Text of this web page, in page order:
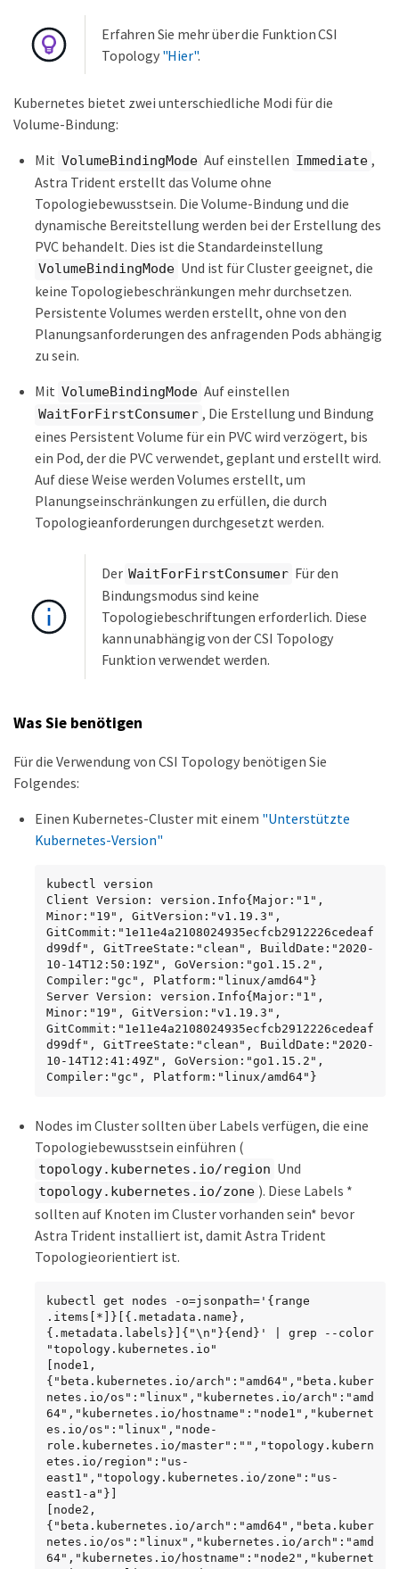
Erfahren Sie mehr über die Funktion CSI
Topology "Hier".
Kubernetes bietet zwei unterschiedliche Modi für die
Volume-Bindung:
Mit VolumeBindingMode Auf einstellen Immediate ,
Astra Trident erstellt das Volume ohne
Topologiebewusstsein. Die Volume-Bindung und die
dynamische Bereitstellung werden bei der Erstellung des
PVC behandelt. Dies ist die Standardeinstellung
VolumeBindingMode Und ist für Cluster geeignet, die
keine Topologiebeschränkungen mehr durchsetzen.
Persistente Volumes werden erstellt, ohne von den
Planungsanforderungen des anfragenden Pods abhängig
zu sein.
Mit VolumeBindingMode Auf einstellen
WaitForFirstConsumer , Die Erstellung und Bindung
eines Persistent Volume für ein PVC wird verzögert, bis
ein Pod, der die PVC verwendet, geplant und erstellt wird.
Auf diese Weise werden Volumes erstellt, um
Planungseinschränkungen zu erfüllen, die durch
Topologieanforderungen durchgesetzt werden.
Der WaitForFirstConsumer Für den
Bindungsmodus sind keine
Topologiebeschriftungen erforderlich. Diese
kann unabhängig von der CSI Topology
Funktion verwendet werden.
Was Sie benötigen
Für die Verwendung von CSI Topology benötigen Sie
Folgendes:
Einen Kubernetes-Cluster mit einem "Unterstützte
Kubernetes-Version"
kubectl version
Client Version: version.Info{Major:"1",
Minor:"19", GitVersion:"v1.19.3",
GitCommit:"1e11e4a2108024935ecfcb2912226cedeaf
d99df", GitTreeState:"clean", BuildDate:"2020-
10-14T12:50:19Z", GoVersion:"go1.15.2",
Compiler:"gc", Platform:"linux/amd64"}
Server Version: version.Info{Major:"1",
Minor:"19", GitVersion:"v1.19.3",
GitCommit:"1e11e4a2108024935ecfcb2912226cedeaf
d99df", GitTreeState:"clean", BuildDate:"2020-
10-14T12:41:49Z", GoVersion:"go1.15.2",
Compiler:"gc", Platform:"linux/amd64"}
Nodes im Cluster sollten über Labels verfügen, die eine
Topologiebewusstsein einführen (
topology.kubernetes.io/region Und
topology.kubernetes.io/zone ). Diese Labels *
sollten auf Knoten im Cluster vorhanden sein* bevor
Astra Trident installiert ist, damit Astra Trident
Topologieorientiert ist.
kubectl get nodes -o=jsonpath='{range
.items[*]}[{.metadata.name},
{.metadata.labels}]{"\n"}{end}' | grep --color
"topology.kubernetes.io"
[node1,
{"beta.kubernetes.io/arch":"amd64","beta.kuber
netes.io/os":"linux","kubernetes.io/arch":"amd
64","kubernetes.io/hostname":"node1","kubernet
es.io/os":"linux","node-
role.kubernetes.io/master":"","topology.kubern
etes.io/region":"us-
east1","topology.kubernetes.io/zone":"us-
east1-a"}]
[node2,
{"beta.kubernetes.io/arch":"amd64","beta.kuber
netes.io/os":"linux","kubernetes.io/arch":"amd
64","kubernetes.io/hostname":"node2","kubernet